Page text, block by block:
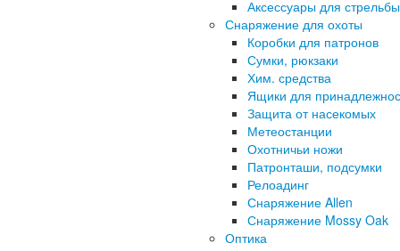
Аксессуары для стрельбы
Снаряжение для охоты
Коробки для патронов
Сумки, рюкзаки
Хим. средства
Ящики для
Защита от насекомых
Метеостанции
Охотничьи ножи
Патронташи, подсумки
Релоадинг
Снаряжение Allen
Снаряжение Mossy Oak
Оптика